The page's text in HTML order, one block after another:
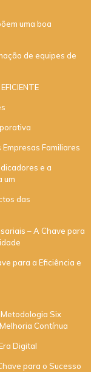
uma boa
de equipes de
Familiares
e a
um
das
– A Chave para
para a Eficiência e
Six
Contínua
Digital
para o Sucesso